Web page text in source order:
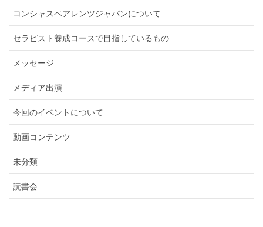
コンシャスペアレンツジャパンについて
セラピスト養成コースで目指しているもの
メッセージ
メディア出演
今回のイベントについて
動画コンテンツ
未分類
読書会